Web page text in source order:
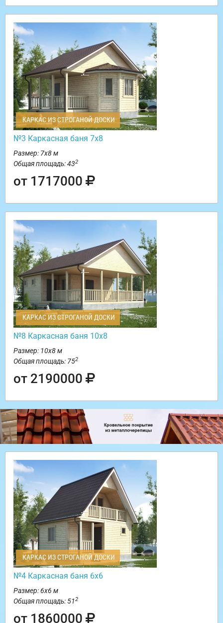
КАРКАС ИЗ СТРОГАНОЙ ДОСКИ
№3 Каркасная баня 7х8
Размер: 7х8 м
Общая площадь: 432
от 1717000
КАРКАС ИЗ СТРОГАНОЙ ДОСКИ
№8 Каркасная баня 10х8
Размер: 10х8 м
Общая площадь: 752
от 2190000
КАРКАС ИЗ СТРОГАНОЙ ДОСКИ
№4 Каркасная баня 6х6
Размер: 6х6 м
Общая площадь: 512
от 1860000